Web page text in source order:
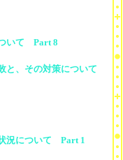
いて Part 8
と、その対策について
況について Part 1